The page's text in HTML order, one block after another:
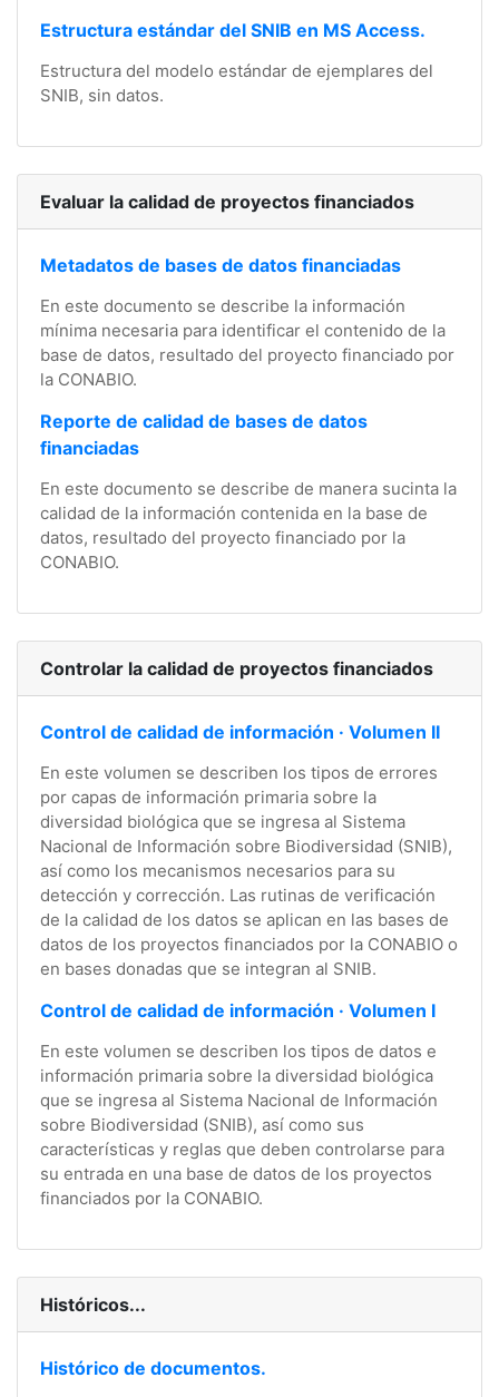
Estructura estándar del SNIB en MS Access.
Estructura del modelo estándar de ejemplares del
SNIB, sin datos.
Evaluar la calidad de proyectos financiados
Metadatos de bases de datos financiadas
En este documento se describe la información
mínima necesaria para identificar el contenido de la
base de datos, resultado del proyecto financiado por
la CONABIO.
Reporte de calidad de bases de datos
financiadas
En este documento se describe de manera sucinta la
calidad de la información contenida en la base de
datos, resultado del proyecto financiado por la
CONABIO.
Controlar la calidad de proyectos financiados
Control de calidad de información · Volumen II
En este volumen se describen los tipos de errores
por capas de información primaria sobre la
diversidad biológica que se ingresa al Sistema
Nacional de Información sobre Biodiversidad (SNIB),
así como los mecanismos necesarios para su
detección y corrección. Las rutinas de verificación
de la calidad de los datos se aplican en las bases de
datos de los proyectos financiados por la CONABIO o
en bases donadas que se integran al SNIB.
Control de calidad de información · Volumen I
En este volumen se describen los tipos de datos e
información primaria sobre la diversidad biológica
que se ingresa al Sistema Nacional de Información
sobre Biodiversidad (SNIB), así como sus
características y reglas que deben controlarse para
su entrada en una base de datos de los proyectos
financiados por la CONABIO.
Históricos...
Histórico de documentos.